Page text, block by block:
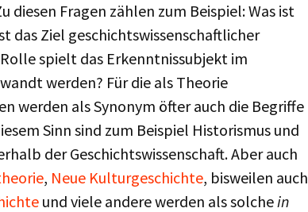
diesen Fragen zählen zum Beispiel: Was ist
das Ziel geschichtswissenschaftlicher
spielt das Erkenntnissubjekt im
werden? Für die als Theorie
werden als Synonym öfter auch die Begriffe
Sinn sind zum Beispiel Historismus und
der Geschichtswissenschaft. Aber auch
, Neue Kulturgeschichte, bisweilen auch
und viele andere werden als solchein